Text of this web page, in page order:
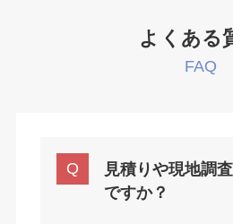
よくある
FAQ
見積りや現地調
ですか？